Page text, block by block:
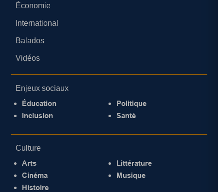
Économie
International
Balados
Vidéos
Enjeux sociaux
Éducation
Inclusion
Politique
Santé
Culture
Arts
Cinéma
Histoire
Littérature
Musique